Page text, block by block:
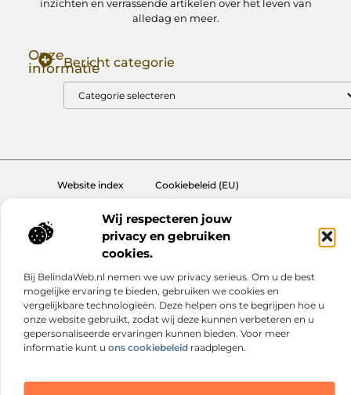
Wij respecteren jouw
privacy en gebruiken
cookies.
Bij BelindaWeb.nl nemen we uw privacy serieus. Om u de best
mogelijke ervaring te bieden, gebruiken we cookies en
vergelijkbare technologieën. Deze helpen ons te begrijpen hoe u
onze website gebruikt, zodat wij deze kunnen verbeteren en u
gepersonaliseerde ervaringen kunnen bieden. Voor meer
informatie kunt u ons cookiebeleid raadplegen.
inzichten en verrassende artikelen over het leven van
alledag en meer.
Onze
informatieBericht categorie
Website index
Cookiebeleid (EU)